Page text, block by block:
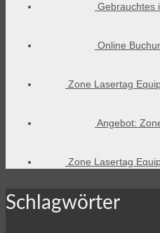
Gebrauchtes
Online
Zone Lasertag
Angebot:
Zone Lasertag
Schlagwörter